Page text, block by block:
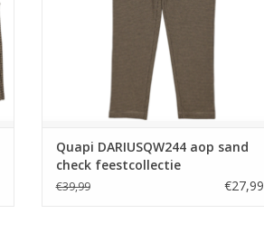
Quapi DARIUSQW244 aop sand
check feestcollectie
€39,99 €27,99